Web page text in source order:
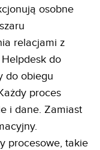
osobne
relacjami z
do
do obiegu
proces
i dane. Zamiast
procesowe, takie